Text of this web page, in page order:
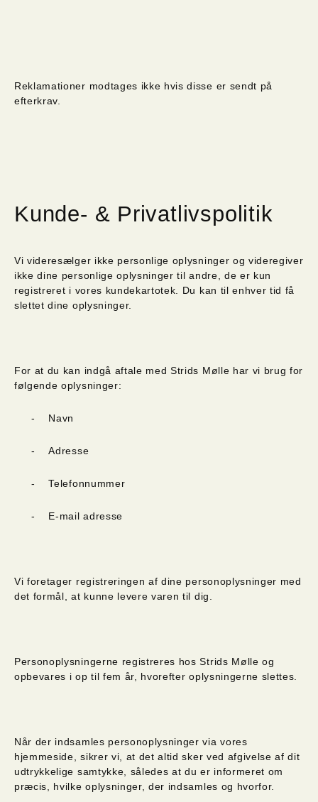
Reklamationer modtages ikke hvis disse er sendt på
efterkrav.
Kunde- & Privatlivspolitik
Vi videresælger ikke personlige oplysninger og videregiver
ikke dine personlige oplysninger til andre, de er kun
registreret i vores kundekartotek. Du kan til enhver tid få
slettet dine oplysninger.
For at du kan indgå aftale med Strids Mølle har vi brug for
følgende oplysninger:
- Navn
- Adresse
- Telefonnummer
- E-mail adresse
Vi foretager registreringen af dine personoplysninger med
det formål, at kunne levere varen til dig.
Personoplysningerne registreres hos Strids Mølle og
opbevares i op til fem år, hvorefter oplysningerne slettes.
Når der indsamles personoplysninger via vores
hjemmeside, sikrer vi, at det altid sker ved afgivelse af dit
udtrykkelige samtykke, således at du er informeret om
præcis, hvilke oplysninger, der indsamles og hvorfor.